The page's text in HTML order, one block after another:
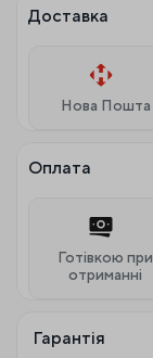
Доставка
Нова Пошта
Оплата
Готівкою при
отриманні
Гарантія